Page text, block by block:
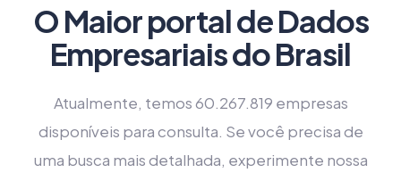
O Maior portal de Dados
Empresariais do Brasil
Atualmente, temos 60.267.819 empresas
disponíveis para consulta. Se você precisa de
uma busca mais detalhada, experimente nossa